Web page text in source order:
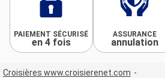
PAIEMENT SÉCURISÉ
en 4 fois
ASSURANCE
annulation
Croisières www.croisierenet.com